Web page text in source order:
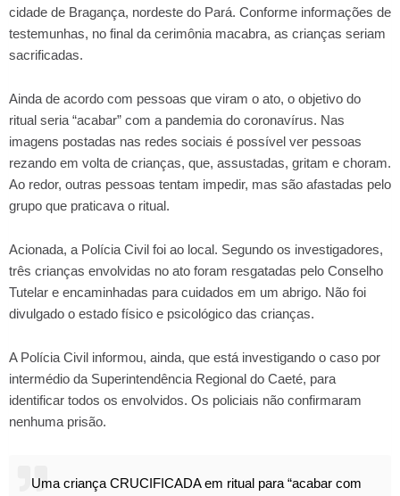
cidade de Bragança, nordeste do Pará. Conforme informações de
testemunhas, no final da cerimônia macabra, as crianças seriam
sacrificadas.
Ainda de acordo com pessoas que viram o ato, o objetivo do
ritual seria “acabar” com a pandemia do coronavírus. Nas
imagens postadas nas redes sociais é possível ver pessoas
rezando em volta de crianças, que, assustadas, gritam e choram.
Ao redor, outras pessoas tentam impedir, mas são afastadas pelo
grupo que praticava o ritual.
Acionada, a Polícia Civil foi ao local. Segundo os investigadores,
três crianças envolvidas no ato foram resgatadas pelo Conselho
Tutelar e encaminhadas para cuidados em um abrigo. Não foi
divulgado o estado físico e psicológico das crianças.
A Polícia Civil informou, ainda, que está investigando o caso por
intermédio da Superintendência Regional do Caeté, para
identificar todos os envolvidos. Os policiais não confirmaram
nenhuma prisão.
Uma criança CRUCIFICADA em ritual para “acabar com